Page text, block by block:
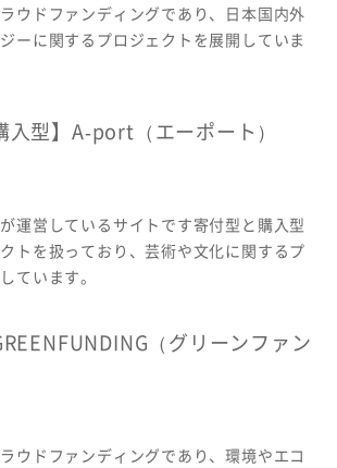
ウドファンディングであり、日本国内外
ーに関するプロジェクトを展開していま
入型】A-port（エーポート）
運営しているサイトです寄付型と購入型
トを扱っており、芸術や文化に関するプ
ています。
（グリーンファン
ウドファンディングであり、環境やエコ